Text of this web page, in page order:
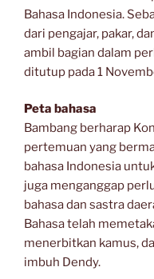
Bahasa Indonesia.
dari pengajar, pakar,
ambil bagian dalam
ditutup pada 1
Peta bahasa
Bambang berharap
pertemuan yang
bahasa Indonesia
juga menganggap
bahasa dan sastra
Bahasa telah
menerbitkan kamus,
imbuh Dendy.